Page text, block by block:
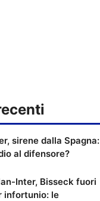
sirene dalla Spagna:
al difensore?
Inter, Bisseck fuori
infortunio: le